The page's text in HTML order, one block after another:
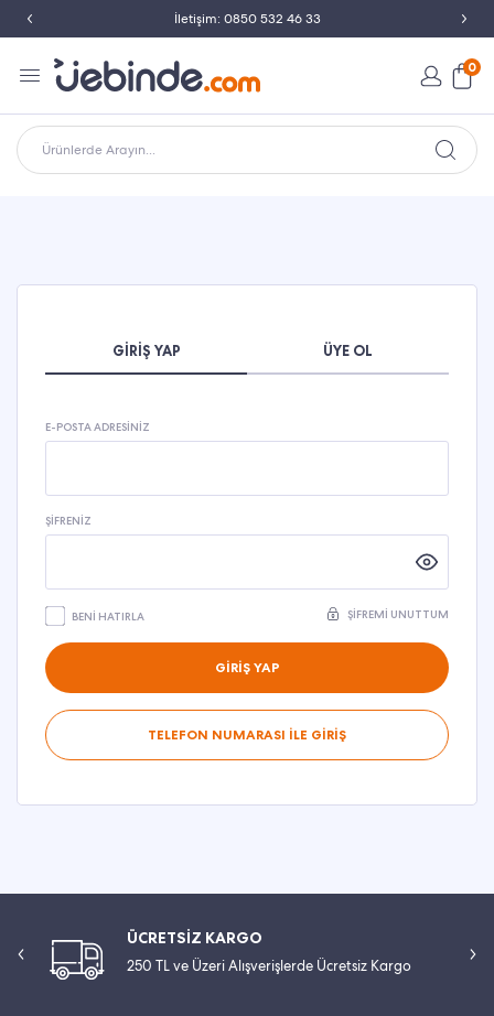
İletişim: 0850 532 46 33
0
Ürünlerde Arayın...
GIRIŞ YAP ÜYE OL
E-POSTA ADRESINIZ
ŞIFRENIZ
BENI HATIRLA ŞIFREMI UNUTTUM
GİRİŞ YAP
TELEFON NUMARASI İLE GİRİŞ
ÜCRETSİZ KARGO
250 TL ve Üzeri Alışverişlerde Ücretsiz Kargo